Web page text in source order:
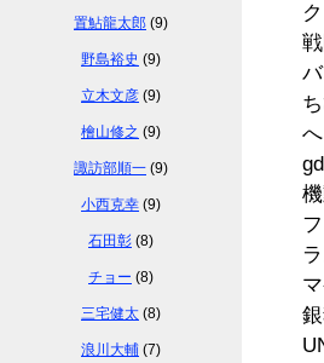
置鮎龍太郎 (9)
野島裕史 (9)
立木文彦 (9)
檜山修之 (9)
諏訪部順一 (9)
小西克幸 (9)
石田彰 (8)
チョー (8)
三宅健太 (8)
浪川大輔 (7)